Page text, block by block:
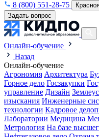
8 (800) 551-28-75
Задать вопрос
Онлайн-обучение
Назад
Онлайн-обучение
Агрономия Архитектура
Горное дело Госзакупки
управление Дизайн
изыскания Инженерные
технологии Кадровое
Лаборатории Медицина
Метрология На базе